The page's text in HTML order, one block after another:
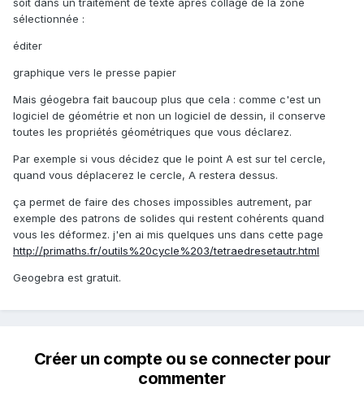
soit dans un traitement de texte après collage de la zone
sélectionnée :
éditer
graphique vers le presse papier
Mais géogebra fait baucoup plus que cela : comme c'est un
logiciel de géométrie et non un logiciel de dessin, il conserve
toutes les propriétés géométriques que vous déclarez.
Par exemple si vous décidez que le point A est sur tel cercle,
quand vous déplacerez le cercle, A restera dessus.
ça permet de faire des choses impossibles autrement, par
exemple des patrons de solides qui restent cohérents quand
vous les déformez. j'en ai mis quelques uns dans cette page
http://primaths.fr/outils%20cycle%203/tetraedresetautr.html
Geogebra est gratuit.
Créer un compte ou se connecter pour
commenter